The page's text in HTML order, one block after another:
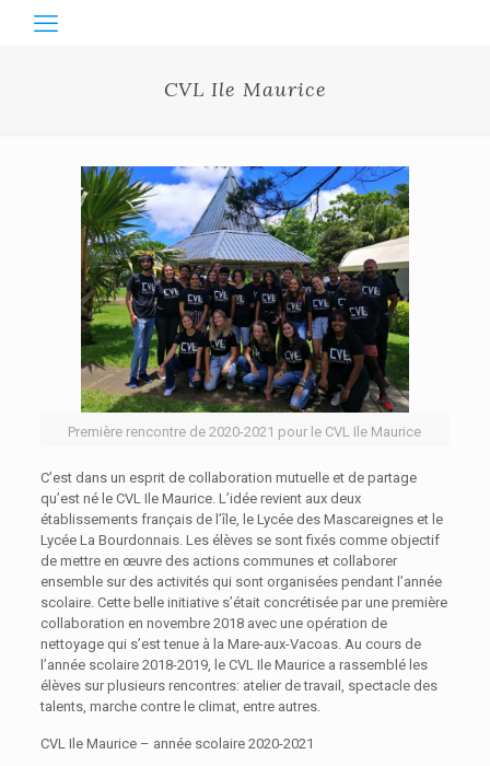
CVL Ile Maurice
Première rencontre de 2020-2021 pour le CVL Ile Maurice
C’est dans un esprit de collaboration mutuelle et de partage
qu’est né le CVL Ile Maurice. L’idée revient aux deux
établissements français de l’île, le Lycée des Mascareignes et le
Lycée La Bourdonnais. Les élèves se sont fixés comme objectif
de mettre en œuvre des actions communes et collaborer
ensemble sur des activités qui sont organisées pendant l’année
scolaire. Cette belle initiative s’était concrétisée par une première
collaboration en novembre 2018 avec une opération de
nettoyage qui s’est tenue à la Mare-aux-Vacoas. Au cours de
l’année scolaire 2018-2019, le CVL Ile Maurice a rassemblé les
élèves sur plusieurs rencontres: atelier de travail, spectacle des
talents, marche contre le climat, entre autres.
CVL Ile Maurice – année scolaire 2020-2021